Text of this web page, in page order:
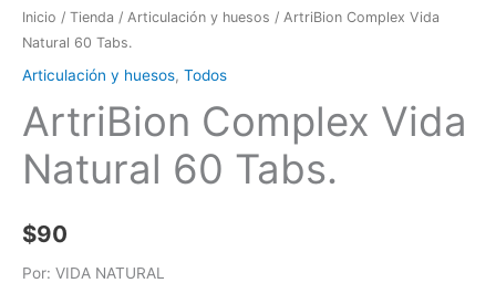
Inicio / Tienda / Articulación y huesos / ArtriBion Complex Vida
Natural 60 Tabs.
Articulación y huesos, Todos
ArtriBion Complex Vida
Natural 60 Tabs.
$90
Por: VIDA NATURAL